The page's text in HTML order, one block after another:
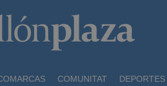
COMUNITAT DEPORTES